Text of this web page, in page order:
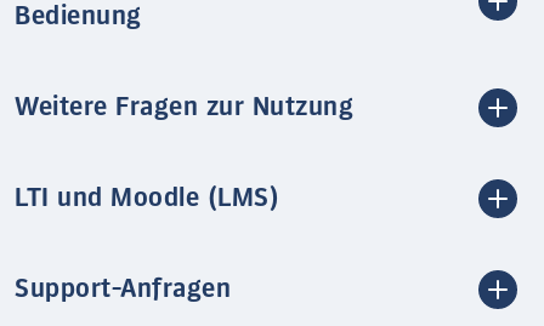
Bedienung
Weitere Fragen zur Nutzung
LTI und Moodle (LMS)
Support-Anfragen